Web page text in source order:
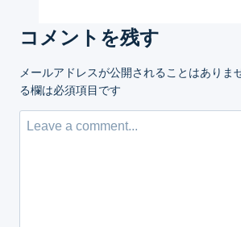
コメントを残す
メールアドレスが公開されることはありま
る欄は必須項目です